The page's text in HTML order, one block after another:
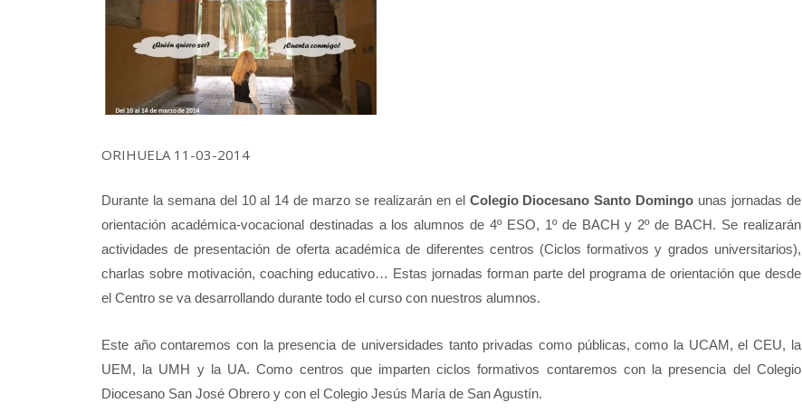
ORIHUELA 11-03-2014
Durante la semana del 10 al 14 de marzo se realizarán en el Colegio Diocesano Santo Domingo unas jornadas de
orientación académica-vocacional destinadas a los alumnos de 4º ESO, 1º de BACH y 2º de BACH. Se realizarán
actividades de presentación de oferta académica de diferentes centros (Ciclos formativos y grados universitarios),
charlas sobre motivación, coaching educativo… Estas jornadas forman parte del programa de orientación que desde
el Centro se va desarrollando durante todo el curso con nuestros alumnos.
Este año contaremos con la presencia de universidades tanto privadas como públicas, como la UCAM, el CEU, la
UEM, la UMH y la UA. Como centros que imparten ciclos formativos contaremos con la presencia del Colegio
Diocesano San José Obrero y con el Colegio Jesús María de San Agustín.